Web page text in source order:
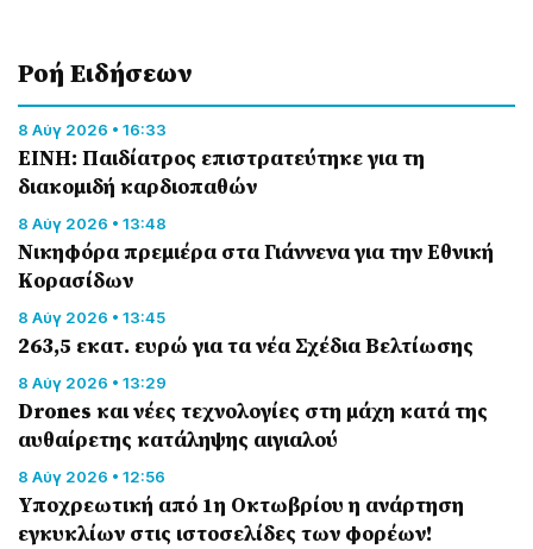
Ροή Eιδήσεων
8 Αύγ 2026 • 16:33
ΕΙΝΗ: Παιδίατρος επιστρατεύτηκε για τη
διακομιδή καρδιοπαθών
8 Αύγ 2026 • 13:48
Nικηφόρα πρεμιέρα στα Γιάννενα για την Εθνική
Κορασίδων
8 Αύγ 2026 • 13:45
263,5 εκατ. ευρώ για τα νέα Σχέδια Βελτίωσης
8 Αύγ 2026 • 13:29
Drones και νέες τεχνολογίες στη μάχη κατά της
αυθαίρετης κατάληψης αιγιαλού
8 Αύγ 2026 • 12:56
Υποχρεωτική από 1η Οκτωβρίου η ανάρτηση
εγκυκλίων στις ιστοσελίδες των φορέων!